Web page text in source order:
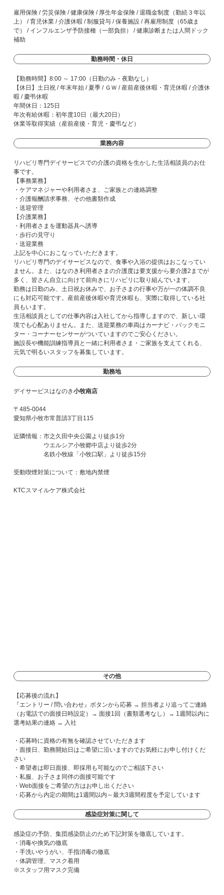
雇用保険 / 労災保険 / 健康保険 / 厚生年金保険 / 退職金制度（勤続３年以
上） / 育児休業 / 介護休暇 / 制服貸与 / 保養施設 / 再雇用制度（65歳ま
で） / インフルエンザ予防接種（一部負担） / 健康診断または人間ドック
補助
勤務時間・休日
【勤務時間】8:00 ～ 17:00（日勤のみ・夜勤なし）
【休日】土日祝 / 年末年始 / 夏季 / ＧＷ / 産前産後休暇・育児休暇 / 介護休
暇 / 慶弔休暇
年間休日：125日
年次有給休暇：初年度10日（最大20日）
休業等取得実績（産前産後・育児・慶弔など）
業務内容
リハビリ専門デイサービスでの介護の資格を生かした生活相談員のお仕
事です。
【事務業務】
・ケアマネジャーや利用者さま、ご家族との連絡調整
・介護報酬請求事務、その他書類作成
・送迎管理
【介護業務】
・利用者さまを運動器具へ誘導
・歩行の見守り
・送迎業務
上記を中心におこなっていただきます。
リハビリ専門のデイサービスなので、食事や入浴の提供はおこなってい
ません。また、はなのき利用者さまの介護度は要支援から要介護2までが
多く、皆さん自立に向けて前向きにリハビリに取り組んでいます。
勤務は日勤のみ、土日祝お休みで、お子さまの行事や万が一の体調不良
にも対応可能です。産前産後休暇や育児休暇も、実際に取得している社
員もいます。
生活相談員としての仕事内容は入社してから指導しますので、新しい環
境でも心配ありません。また、送迎業務の車両はカーナビ・バックモニ
ター・コーナーセンサーがついていますのでご安心ください。
施設長や機能訓練指導員と一緒に利用者さま・ご家族を支えてくれる、
元気で明るいスタッフを募集しています。
勤務地
デイサービスはなのき小牧南店
〒485-0044
愛知県小牧市常普請3丁目115
近隣情報：市之久田中央公園より徒歩1分
ウエルシア小牧郷中店より徒歩2分
名鉄小牧線「小牧口駅」より徒歩15分
受動喫煙対策について：敷地内禁煙
KTCスマイルケア株式会社
その他
【応募後の流れ】
『エントリー / 問い合わせ』ボタンから応募 → 担当者より追ってご連絡
（お電話での面接日時設定）→ 面接1回（書類選考なし）→ 1週間以内に
選考結果の連絡 → 入社
・応募時に資格の有無を確認させていただきます
・面接日、勤務開始日はご希望に沿いますのでお気軽にお申し付けくだ
さい
・希望者は即日面接、即採用も可能なのでご相談下さい
・私服、お子さま同伴の面接可能です
・Web面接をご希望の方はお申し出ください
・応募から内定の期間は1週間以内～最大3週間程度を予定しています
感染症対策に関して
感染症の予防、集団感染防止のため下記対策を徹底しています。
・消毒や換気の徹底
・手洗いやうがい、手指消毒の徹底
・体調管理、マスク着用
※スタッフ用マスク完備